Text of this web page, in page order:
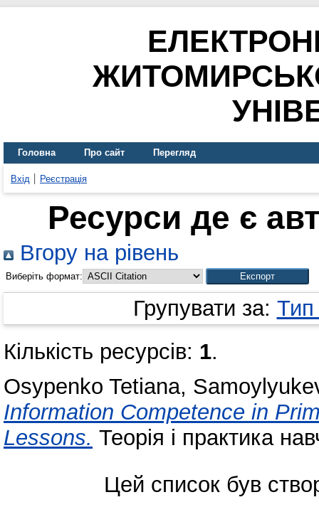
Головна Про сайт Перегляд
Вхід Реєстрація
Ресурси де є
Вгору на рівень
Виберіть формат:
Групувати за: Тип
Кількість ресурсів: 1.
Osypenko Tetiana,
Information Competence in
Lessons. Теорія і практика
Цей список був